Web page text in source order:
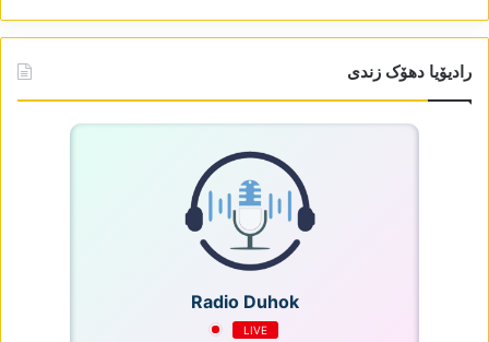
رادیۆیا دھۆک زندی
Radio Duhok
LIVE